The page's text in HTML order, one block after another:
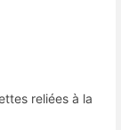
reliées à la